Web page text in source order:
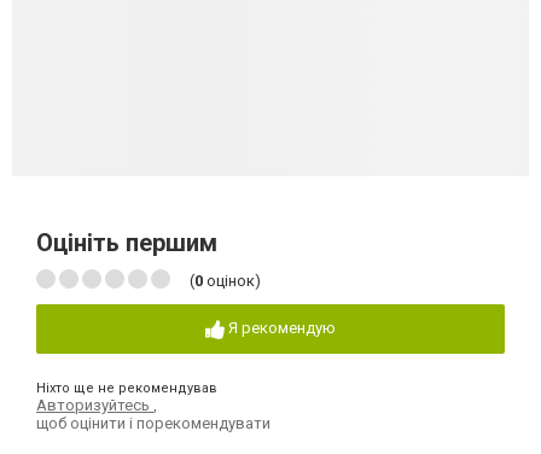
Оцініть першим
(0 оцінок)
Я рекомендую
Ніхто ще не рекомендував
Авторизуйтесь
щоб оцінити і порекомендувати